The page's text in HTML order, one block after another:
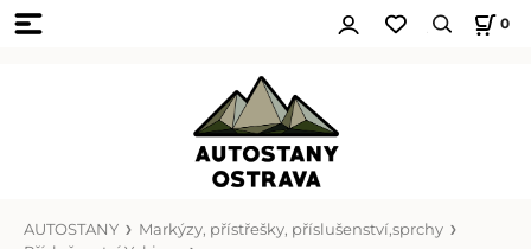
0
AUTOSTANY
Markýzy, přístřešky, příslušenství,sprchy